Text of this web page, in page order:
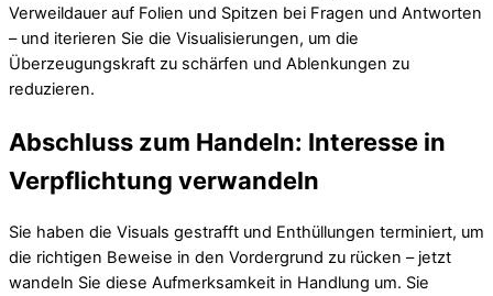
Verweildauer auf Folien und Spitzen bei Fragen und Antworten
– und iterieren Sie die Visualisierungen, um die
Überzeugungskraft zu schärfen und Ablenkungen zu
reduzieren.
Abschluss zum Handeln: Interesse in
Verpflichtung verwandeln
Sie haben die Visuals gestrafft und Enthüllungen terminiert, um
die richtigen Beweise in den Vordergrund zu rücken – jetzt
wandeln Sie diese Aufmerksamkeit in Handlung um. Sie